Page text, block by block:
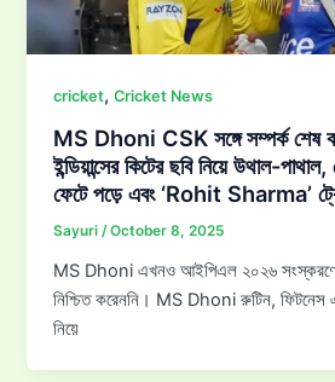
cricket,Cricket News
MS Dhoni CSK সঙ্গে সম্পর্ক শেষ
ইন্ডিয়ান্সের কিটের ছবি নিয়ে উথাল-
ফেটে পড়ে এবং ‘Rohit Sharma’
Sayuri /October 8, 2025
MS Dhoni এখনও আইপিএল ২০২৬
নিশ্চিত করেননি। MS Dhoni রুটিন, ফিটনেস
নিয়ে